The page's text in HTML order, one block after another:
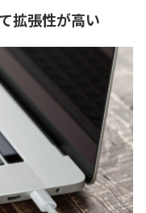
拡張性が高い